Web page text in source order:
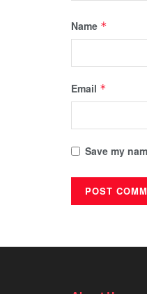
Name *
Email *
Save my